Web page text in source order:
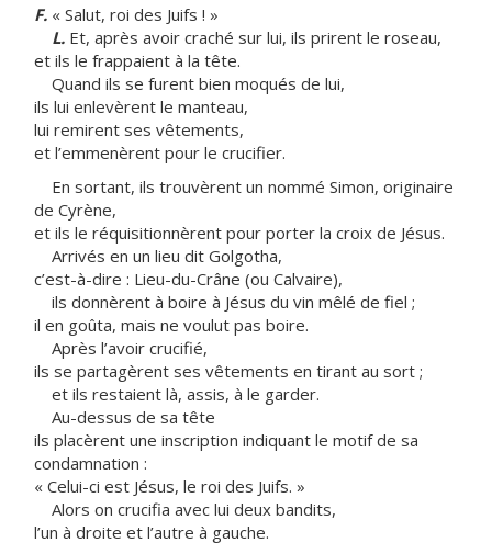
F. « Salut, roi des Juifs ! »
L. Et, après avoir craché sur lui, ils prirent le roseau,
et ils le frappaient à la tête.
Quand ils se furent bien moqués de lui,
ils lui enlevèrent le manteau,
lui remirent ses vêtements,
et l’emmenèrent pour le crucifier.
En sortant, ils trouvèrent un nommé Simon, originaire
de Cyrène,
et ils le réquisitionnèrent pour porter la croix de Jésus.
Arrivés en un lieu dit Golgotha,
c’est-à-dire : Lieu-du-Crâne (ou Calvaire),
ils donnèrent à boire à Jésus du vin mêlé de fiel ;
il en goûta, mais ne voulut pas boire.
Après l’avoir crucifié,
ils se partagèrent ses vêtements en tirant au sort ;
et ils restaient là, assis, à le garder.
Au-dessus de sa tête
ils placèrent une inscription indiquant le motif de sa
condamnation :
« Celui-ci est Jésus, le roi des Juifs. »
Alors on crucifia avec lui deux bandits,
l’un à droite et l’autre à gauche.